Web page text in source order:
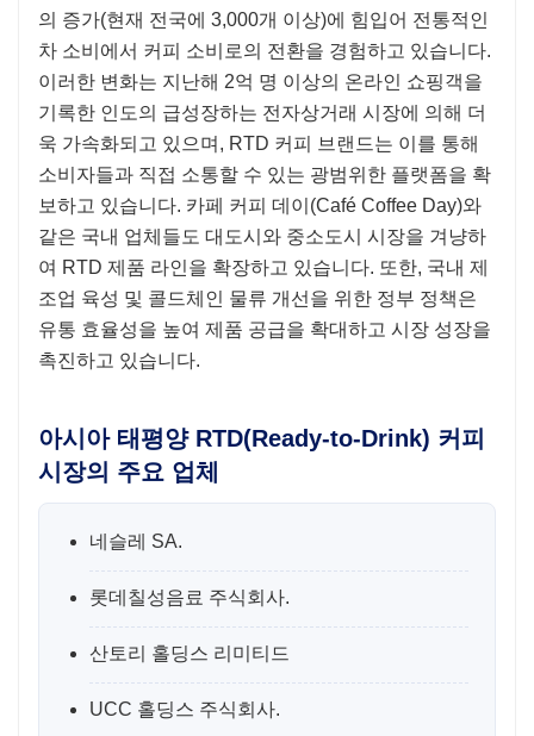
의 증가(현재 전국에 3,000개 이상)에 힘입어 전통적인
차 소비에서 커피 소비로의 전환을 경험하고 있습니다.
이러한 변화는 지난해 2억 명 이상의 온라인 쇼핑객을
기록한 인도의 급성장하는 전자상거래 시장에 의해 더
욱 가속화되고 있으며, RTD 커피 브랜드는 이를 통해
소비자들과 직접 소통할 수 있는 광범위한 플랫폼을 확
보하고 있습니다. 카페 커피 데이(Café Coffee Day)와
같은 국내 업체들도 대도시와 중소도시 시장을 겨냥하
여 RTD 제품 라인을 확장하고 있습니다. 또한, 국내 제
조업 육성 및 콜드체인 물류 개선을 위한 정부 정책은
유통 효율성을 높여 제품 공급을 확대하고 시장 성장을
촉진하고 있습니다.
아시아 태평양 RTD(Ready-to-Drink) 커피
시장의 주요 업체
네슬레 SA.
롯데칠성음료 주식회사.
산토리 홀딩스 리미티드
UCC 홀딩스 주식회사.